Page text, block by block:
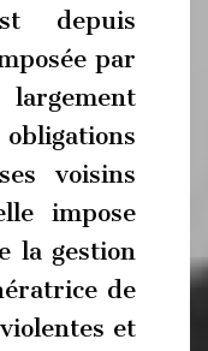
depuis
par
voisins
impose
la gestion
de
et